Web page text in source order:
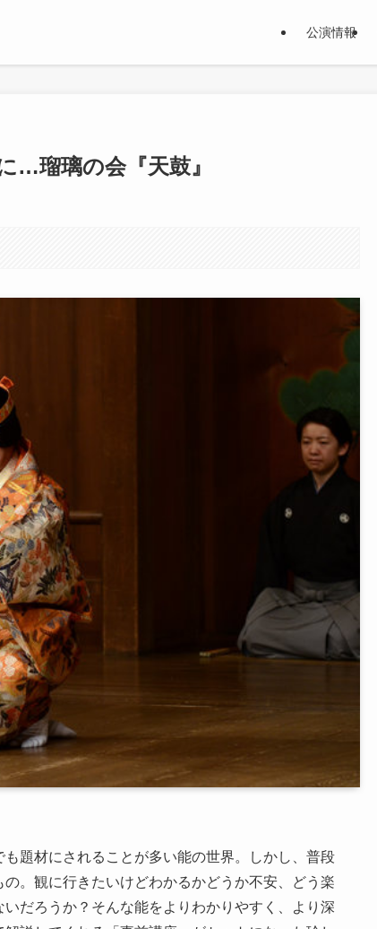
公演情報
…瑠璃の会『天鼓』
題材にされることが多い能の世界。しかし、普段
。観に行きたいけどわかるかどうか不安、どう楽
だろうか？そんな能をよりわかりやすく、より深